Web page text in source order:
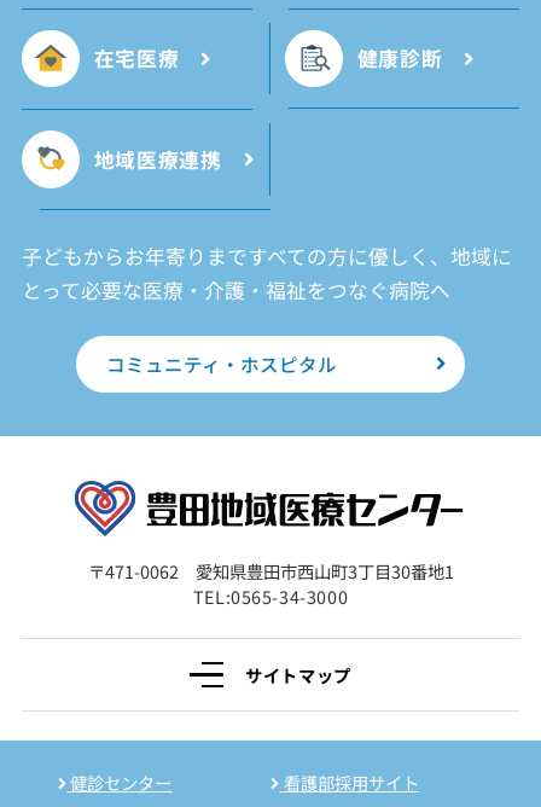
在宅医療 健康診断
地域医療連携
子どもからお年寄りまですべての方に優しく、地域に
とって必要な医療・介護・福祉をつなぐ病院へ
コミュニティ・ホスピタル
〒471-0062 愛知県豊田市西山町3丁目30番地1
TEL:0565-34-3000
サイトマップ
健診センター 看護部採用サイト